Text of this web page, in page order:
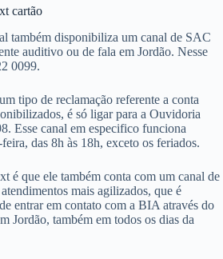
cartão
também disponibiliza um canal de SAC
auditivo ou de fala em Jordão. Nesse
0099.
tipo de reclamação referente a conta
é só ligar para a Ouvidoria
Esse canal em especifico funciona
das 8h às 18h, exceto os feriados.
é que ele também conta com um canal de
mais agilizados, que é
entrar em contato com a BIA através do
Jordão, também em todos os dias da